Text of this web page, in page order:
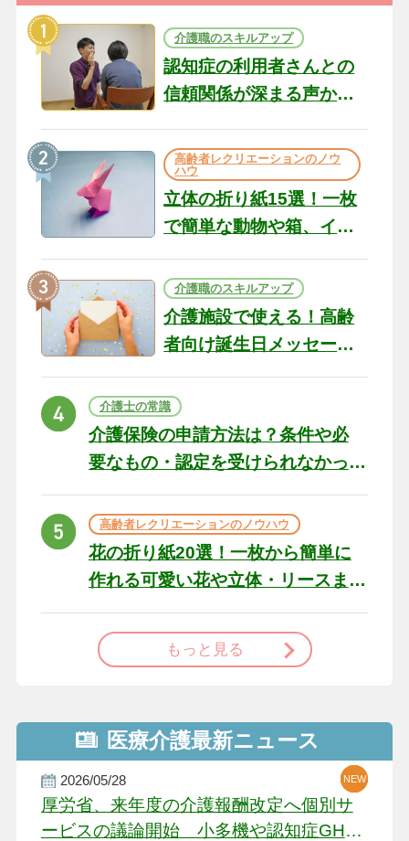
介護職のスキルアップ
認知症の利用者さんとの
信頼関係が深まる声かけ
の現場から（22）
高齢者レクリエーションのノウ
ハウ
立体の折り紙15選！一枚
で簡単な動物や箱、イン
介護職のスキルアップ
介護施設で使える！高齢
者向け誕生日メッセージ
ト
介護士の常識
介護保険の申請方法は？条件や必
要なもの・認定を受けられなかっ
高齢者レクリエーションのノウハウ
花の折り紙20選！一枚から簡単に
作れる可愛い花や立体・リースま
もっと見る
医療介護最新ニュース
2026/05/28
厚労省、来年度の介護報酬改定へ個別サ
ービスの議論開始 小多機や認知症GH、
NEW
NEW
NEW